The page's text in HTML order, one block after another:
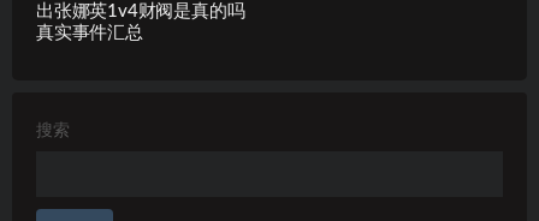
出张娜英1v4财阀是真的吗
真实事件汇总
搜索